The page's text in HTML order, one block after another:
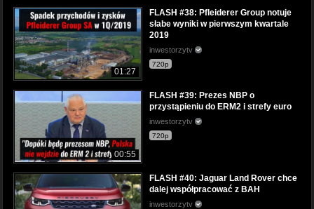
01:27
FLASH #38: Pfleiderer Group notuje
słabe wyniki w pierwszym kwartale
2019
inwestorzytv
720p
00:55
FLASH #39: Prezes NBP o
przystąpieniu do ERM2 i strefy euro
inwestorzytv
720p
FLASH #40: Jaguar Land Rover chce
dalej współpracować z BAH
inwestorzytv